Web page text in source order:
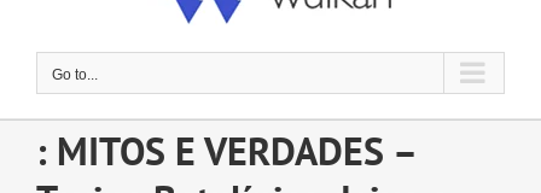
Go to...
: MITOS E VERDADES –